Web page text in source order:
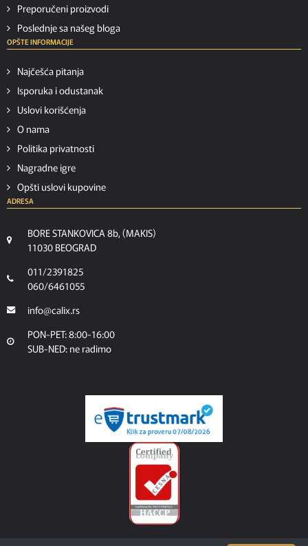
Preporučeni proizvodi
Poslednje sa našeg bloga
OPŠTE INFORMACIJE
Najčešća pitanja
Isporuka i odustanak
Uslovi korišćenja
O nama
Politika privatnosti
Nagradne igre
Opšti uslovi kupovine
ADRESA
BORE STANKOVICA 8b, (MAKIS)
11030 BEOGRAD
011/2391825
060/6461055
info@calix.rs
PON-PET: 8:00-16:00
SUB-NED: ne radimo